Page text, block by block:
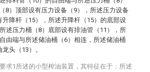
8）顶部设有压力设备（9），所述压力设备
升降杆（15），所述升降杆（15）的底部设
述压力桶（8）底部设有排油管（11），所
由端与所述储油桶（6）相连，所述储油桶
头（13）。
求1所述的小型榨油装置，其特征在于：所述